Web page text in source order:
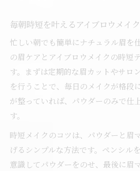
毎朝時短を叶えるアイブロウメイ
忙しい朝でも簡単にナチュラル眉を
の眉ケアとアイブロウメイクの時短
す。まずは定期的な眉カットやサロ
を行うことで、毎日のメイクが格段
が整っていれば、パウダーのみで仕
す。
時短メイクのコツは、パウダーと眉
げるシンプルな方法です。ペンシル
意識してパウダーをのせ、最後に眉